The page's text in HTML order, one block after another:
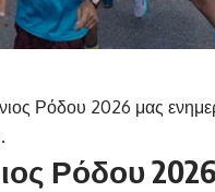
Ρόδου 2026 μας
Ρόδου